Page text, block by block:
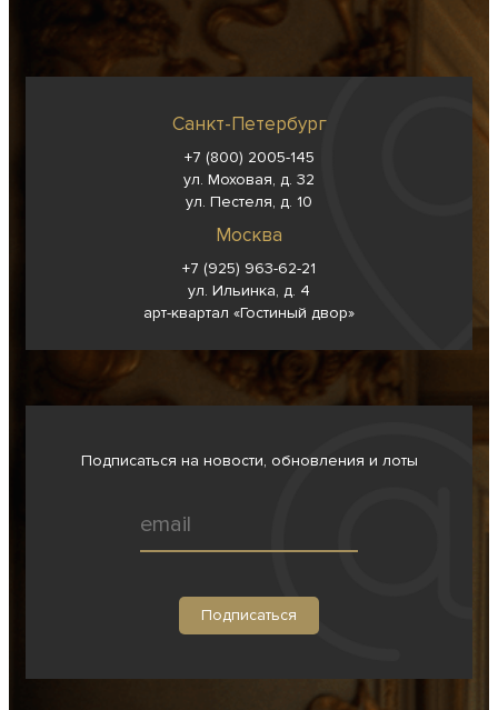
Санкт-Петербург
+7 (800) 2005-145
ул. Моховая, д. 32
ул. Пестеля, д. 10
Москва
+7 (925) 963-62-21
ул. Ильинка, д. 4
арт-квартал «Гостиный двор»
Подписаться на новости, обновления и лоты